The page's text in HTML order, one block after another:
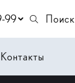
99 Поиск
Контакты